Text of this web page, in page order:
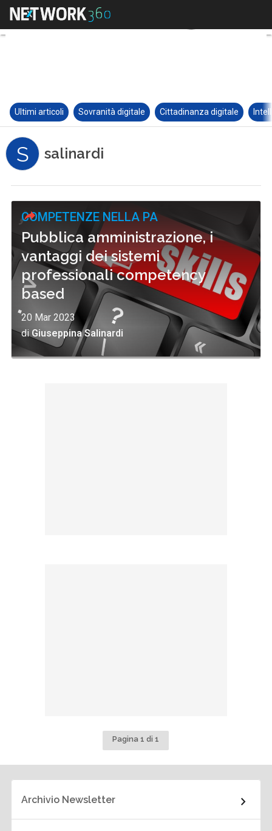
Ultimi articoli Sovranità digitale Cittadinanza digitale
S salinardi
COMPETENZE NELLA PA
Pubblica amministrazione, i
vantaggi dei sistemi
professionali competency
based
20 Mar 2023
di Giuseppina Salinardi
Pagina 1 di 1
Archivio Newsletter